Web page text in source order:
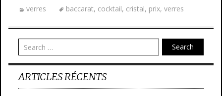
b
o
o
k
er l g
er
verres baccarat, cocktail, cristal, prix, verres
Search
ARTICLES RÉCENTS